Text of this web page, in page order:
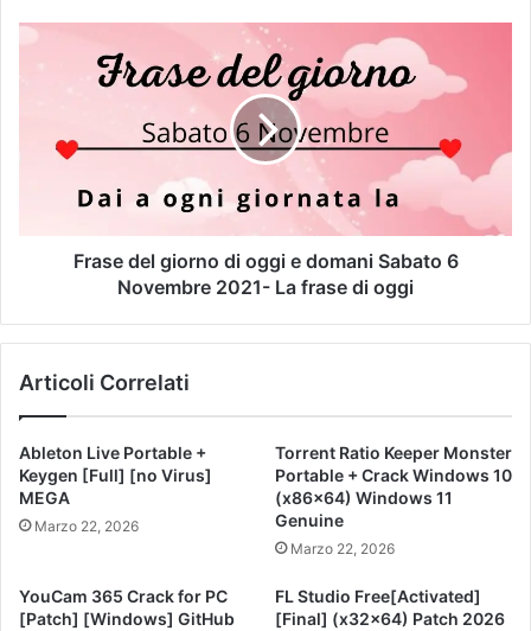
Frase del giorno di oggi e domani Sabato 6
Novembre 2021- La frase di oggi
Articoli Correlati
Ableton Live Portable +
Keygen [Full] [no Virus]
MEGA
Marzo 22, 2026
Torrent Ratio Keeper Monster
Portable + Crack Windows 10
(x86x64) Windows 11
Genuine
Marzo 22, 2026
YouCam 365 Crack for PC
[Patch] [Windows] GitHub
FL Studio Free[Activated]
[Final] (x32x64) Patch 2026